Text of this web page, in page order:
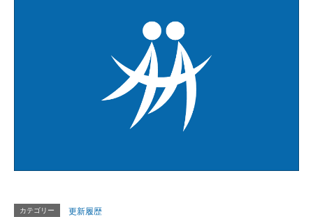
カテゴリー 更新履歴